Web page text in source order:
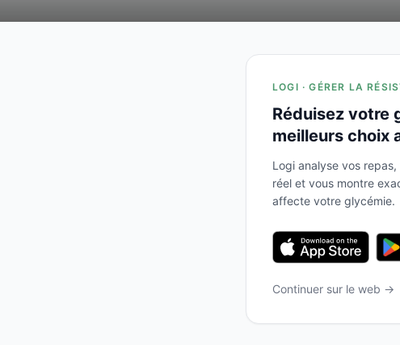
LOGI · GÉRER LA
Réduisez votre
meilleurs choix
Logi analyse vos
réel et vous montre
affecte votre glycémie.
Continuer sur le web →